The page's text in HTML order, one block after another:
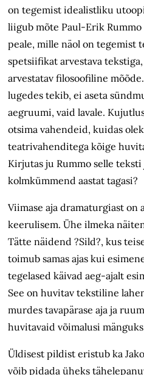
on tegemist idealistliku
liigub mõte Paul-Erik
peale, mille näol on tegemist
spetsiifikat arvestava
arvestatav filosoofiline
lugedes tekib, ei aseta
aegruumi, vaid lavale.
otsima vahendeid, kuidas
teatrivahenditega kõige
Kirjutas ju Rummo selle
kolmkümmend aastat tagasi?
Viimase aja dramaturgiast on
keerulisem. Ühe ilmeka
Tätte näidend ?Sild?, kus
toimub samas ajas kui
tegelased käivad aeg-ajalt
See on huvitav tekstiline
murdes tavapärase aja ja
huvitavaid võimalusi
Üldisest pildist eristub ka
võib pidada üheks